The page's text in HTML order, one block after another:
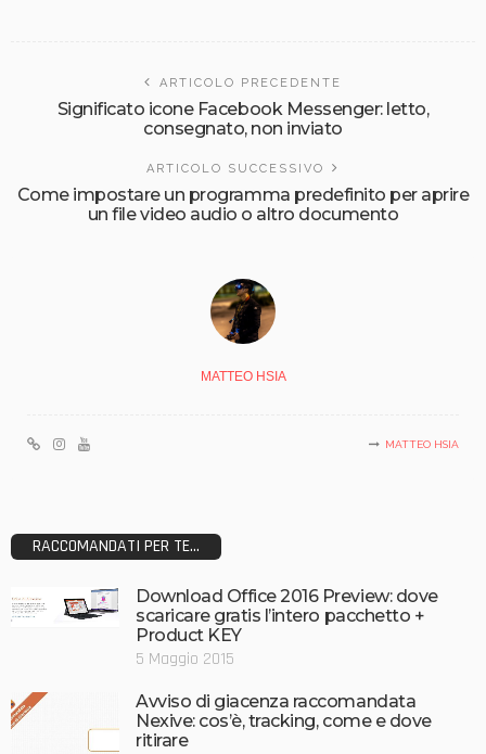
ARTICOLO PRECEDENTE
Significato icone Facebook Messenger: letto,
consegnato, non inviato
ARTICOLO SUCCESSIVO
Come impostare un programma predefinito per aprire
un file video audio o altro documento
MATTEO HSIA
MATTEO HSIA
RACCOMANDATI PER TE...
Download Office 2016 Preview: dove
scaricare gratis l’intero pacchetto +
Product KEY
5 Maggio 2015
Avviso di giacenza raccomandata
Nexive: cos’è, tracking, come e dove
ritirare